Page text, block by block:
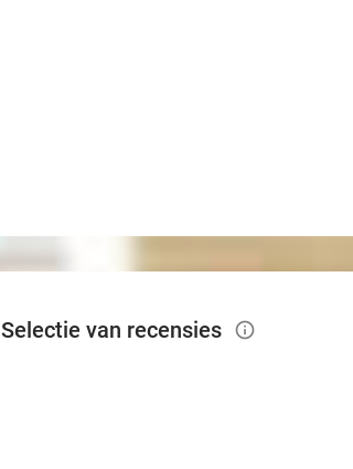
Selectie van recensies info_outlined